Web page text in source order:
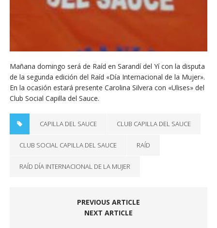
Mañana domingo será de Raíd en Sarandí del Yí con la disputa
de la segunda edición del Raíd «Día Internacional de la Mujer».
En la ocasión estará presente Carolina Silvera con «Ulises» del
Club Social Capilla del Sauce.
CAPILLA DEL SAUCE CLUB CAPILLA DEL SAUCE
CLUB SOCIAL CAPILLA DEL SAUCE RAÍD
RAÍD DÍA INTERNACIONAL DE LA MUJER
PREVIOUS ARTICLE
NEXT ARTICLE